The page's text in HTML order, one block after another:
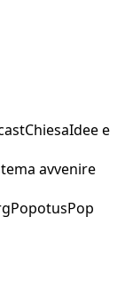
ChiesaIdee e
avvenire
PopotusPop